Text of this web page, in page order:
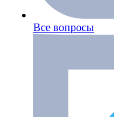
Все вопросы